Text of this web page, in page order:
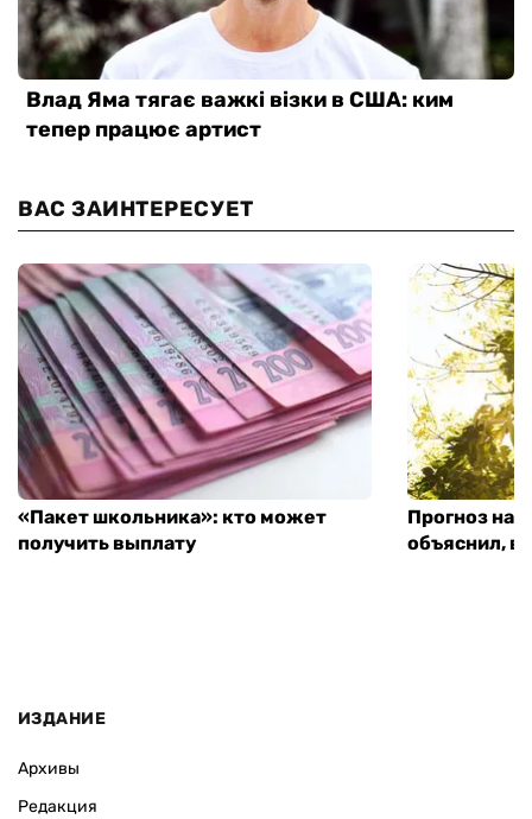
ВАС ЗАИНТЕРЕСУЕТ
«Пакет школьника»: кто может
получить выплату
Прогноз на
объяснил,
ИЗДАНИЕ
Архивы
Редакция